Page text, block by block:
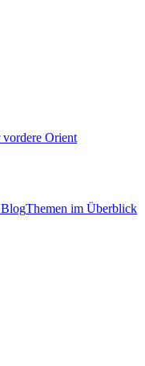
vordere Orient
Themen im Überblick